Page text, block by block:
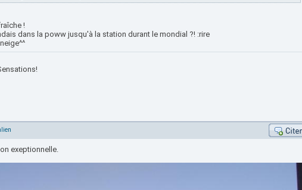
!
dans la poww jusqu'à la station durant le mondial ?! :rire
exeptionnelle.